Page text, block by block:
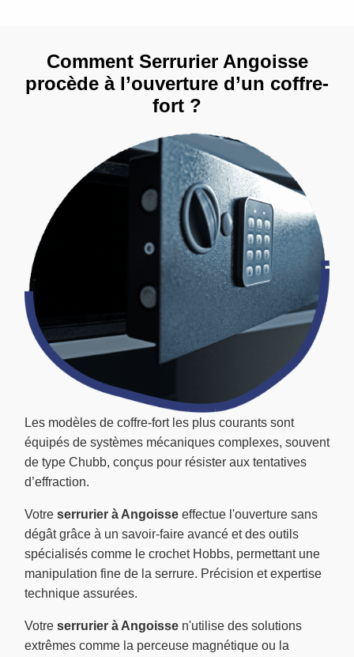
Les modèles de coffre-fort les plus courants sont
équipés de systèmes mécaniques complexes, souvent
de type Chubb, conçus pour résister aux tentatives
d’effraction.
Votre serrurier à Angoisse effectue l'ouverture sans
dégât grâce à un savoir-faire avancé et des outils
spécialisés comme le crochet Hobbs, permettant une
manipulation fine de la serrure. Précision et expertise
technique assurées.
Votre serrurier à Angoisse n'utilise des solutions
extrêmes comme la perceuse magnétique ou la
Comment Serrurier Angoisse
procède à l’ouverture d’un coffre-
fort ?